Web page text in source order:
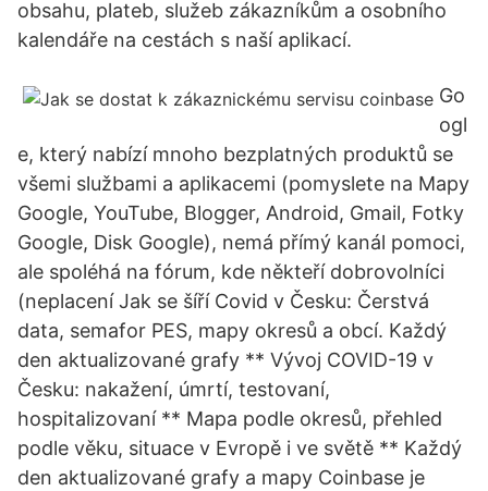
obsahu, plateb, služeb zákazníkům a osobního
kalendáře na cestách s naší aplikací.
Go
ogl
e, který nabízí mnoho bezplatných produktů se
všemi službami a aplikacemi (pomyslete na Mapy
Google, YouTube, Blogger, Android, Gmail, Fotky
Google, Disk Google), nemá přímý kanál pomoci,
ale spoléhá na fórum, kde někteří dobrovolníci
(neplacení Jak se šíří Covid v Česku: Čerstvá
data, semafor PES, mapy okresů a obcí. Každý
den aktualizované grafy ** Vývoj COVID-19 v
Česku: nakažení, úmrtí, testovaní,
hospitalizovaní ** Mapa podle okresů, přehled
podle věku, situace v Evropě i ve světě ** Každý
den aktualizované grafy a mapy Coinbase je